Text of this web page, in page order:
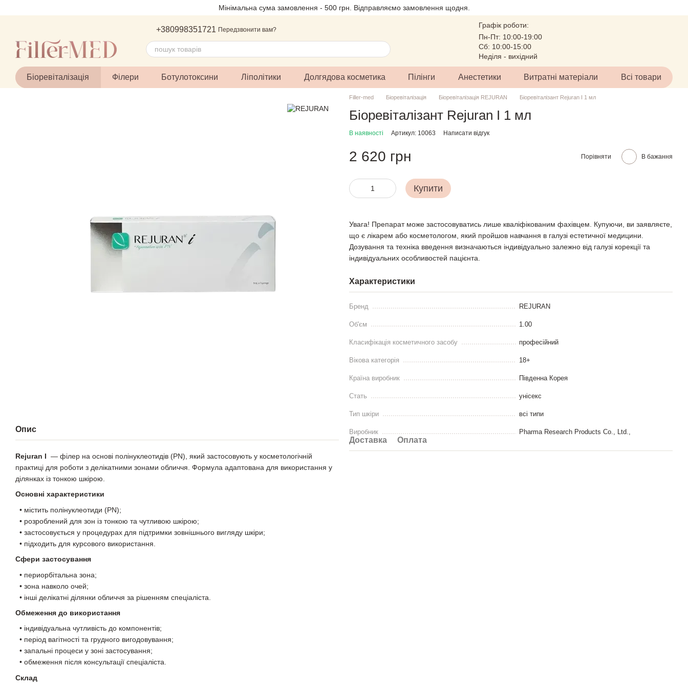
Мінімальна сума замовлення - 500 грн. Відправляємо замовлення щодня.
+380998351721 Передзвонити вам?
Графік роботи:
Пн-Пт: 10:00-19:00
Сб: 10:00-15:00
Неділя - вихідний
Біоревіталізація Філери Ботулотоксини Ліполітики Долгядова косметика Пілінги Анестетики Витратні матеріали Всі товари
Опис
Rejuran I — філер на основі полінуклеотидів (PN), який застосовують у косметологічній
практиці для роботи з делікатними зонами обличчя. Формула адаптована для використання у
ділянках із тонкою шкірою.
Основні характеристики
• містить полінуклеотиди (PN);
• розроблений для зон із тонкою та чутливою шкірою;
• застосовується у процедурах для підтримки зовнішнього вигляду шкіри;
• підходить для курсового використання.
Сфери застосування
• периорбітальна зона;
• зона навколо очей;
• інші делікатні ділянки обличчя за рішенням спеціаліста.
Обмеження до використання
• індивідуальна чутливість до компонентів;
• період вагітності та грудного вигодовування;
• запальні процеси у зоні застосування;
• обмеження після консультації спеціаліста.
Склад
Filler-med Біоревіталізація Біоревіталізація REJURAN Біоревіталізант Rejuran I 1 мл
Біоревіталізант Rejuran I 1 мл
В наявності Артикул: 10063 Написати відгук
2 620 грн Порівняти В бажання
Купити
Увага! Препарат може застосовуватись лише кваліфікованим фахівцем. Купуючи, ви заявляєте,
що є лікарем або косметологом, який пройшов навчання в галузі естетичної медицини.
Дозування та техніка введення визначаються індивідуально залежно від галузі корекції та
індивідуальних особливостей пацієнта.
Характеристики
Бренд REJURAN
Об'єм 1.00
Класифікація косметичного засобу професійний
Вікова категорія 18+
Країна виробник Південна Корея
Стать унісекс
Тип шкіри всі типи
Виробник Pharma Research Products Co., Ltd.,
Доставка Оплата